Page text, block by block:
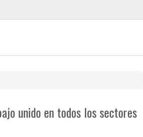
unido en todos los sectores